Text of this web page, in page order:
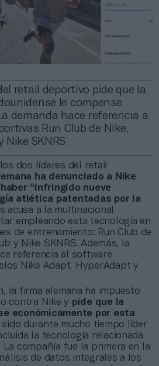
retail deportivo pide que la
le compense
demanda hace referencia a
Run Club de Nike,
Nike SKNRS.
dos líderes del retail
ha denunciado a Nike
“infringido nueve
atlética patentadas por la
acusa a la multinacional
empleando esta tecnología en
de entrenamiento: Run Club de
y Nike SKNRS. Además, la
referencia al software
Nike Adapt, HyperAdapt y
la firma alemana ha impuesto
contra Nike y pide que la
económicamente por esta
sido durante mucho tiempo líder
la tecnología relacionada
La compañía fue la primera en la
de datos integrales a los